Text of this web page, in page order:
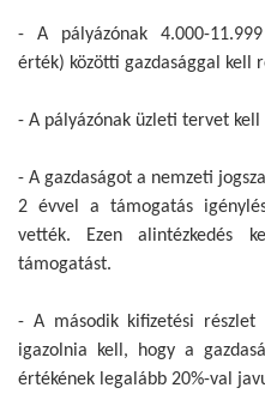
- A pályázónak 4.000-
érték) közötti gazdasággal kell
- A pályázónak üzleti tervet
- A gazdaságot a nemzeti
2 évvel a támogatás
vették. Ezen alintézkedés
támogatást.
- A második kifizetési részlet
igazolnia kell, hogy a
értékének legalább 20%-val